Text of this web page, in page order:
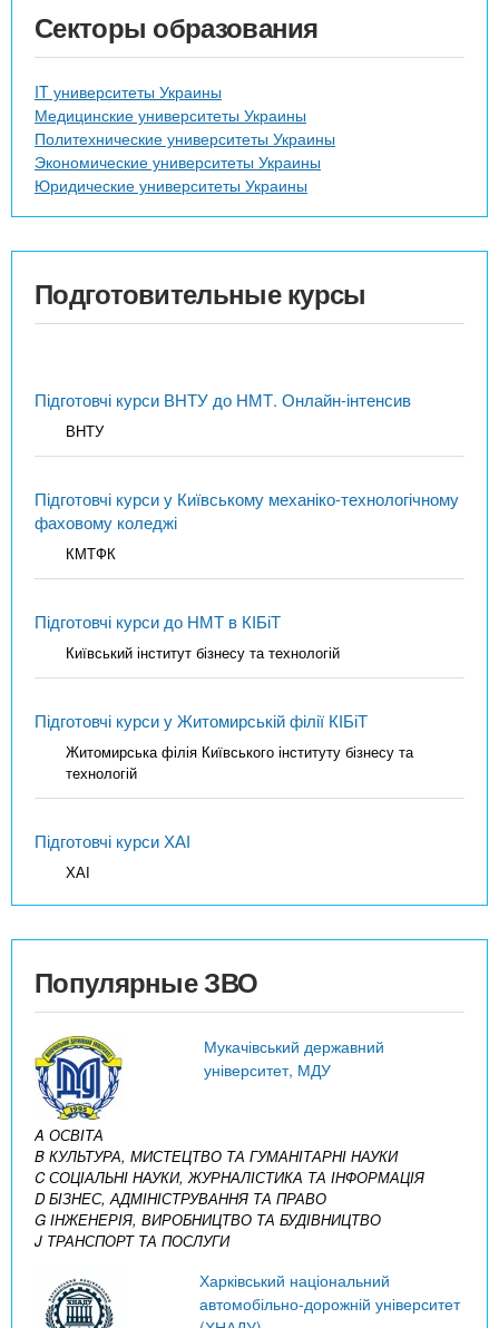
Секторы образования
IT университеты Украины
Медицинские университеты Украины
Политехнические университеты Украины
Экономические университеты Украины
Юридические университеты Украины
Подготовительные курсы
Підготовчі курси ВНТУ до НМТ. Онлайн-інтенсив
ВНТУ
Підготовчі курси у Київському механіко-технологічному
фаховому коледжі
КМТФК
Підготовчі курси до НМТ в КІБіТ
Київський інститут бізнесу та технологій
Підготовчі курси у Житомирській філії КІБіТ
Житомирська філія Київського інституту бізнесу та
технологій
Підготовчі курси ХАІ
ХАІ
Популярные ЗВО
Мукачівський державний
університет, МДУ
A ОСВІТА
B КУЛЬТУРА, МИСТЕЦТВО ТА ГУМАНІТАРНІ НАУКИ
C СОЦІАЛЬНІ НАУКИ, ЖУРНАЛІСТИКА ТА ІНФОРМАЦІЯ
D БІЗНЕС, АДМІНІСТРУВАННЯ ТА ПРАВО
G ІНЖЕНЕРІЯ, ВИРОБНИЦТВО ТА БУДІВНИЦТВО
J ТРАНСПОРТ ТА ПОСЛУГИ
Харківський національний
автомобільно-дорожній університет